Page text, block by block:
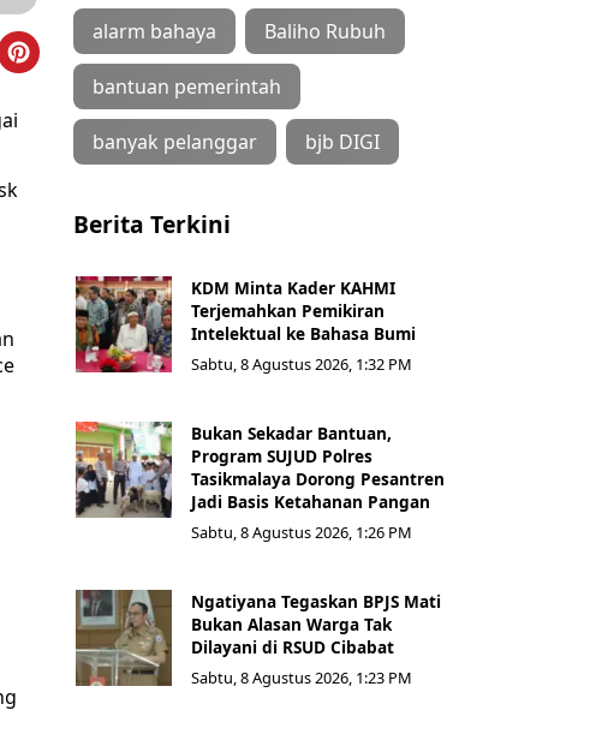
alarm bahaya Baliho Rubuh
bantuan pemerintah
banyak pelanggar bjb DIGI
Berita Terkini
KDM Minta Kader KAHMI
Terjemahkan Pemikiran
Intelektual ke Bahasa Bumi
Sabtu, 8 Agustus 2026, 1:32 PM
Bukan Sekadar Bantuan,
Program SUJUD Polres
Tasikmalaya Dorong Pesantren
Jadi Basis Ketahanan Pangan
Sabtu, 8 Agustus 2026, 1:26 PM
Ngatiyana Tegaskan BPJS Mati
Bukan Alasan Warga Tak
Dilayani di RSUD Cibabat
Sabtu, 8 Agustus 2026, 1:23 PM